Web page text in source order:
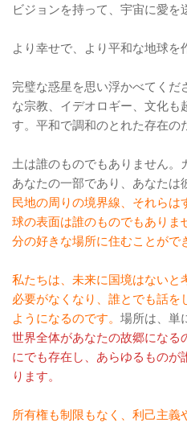
ビジョンを持って、宇宙に愛を
より幸せで、より平和な地球を
完璧な惑星を思い浮かべてくだ
な宗教、イデオロギー、文化も
す。平和で調和のとれた存在の
土は誰のものでもありません。
あなたの一部であり、あなたは
民地の周りの境界線、それらは
球の表面は誰のものでもありま
分の好きな場所に住むことがで
私たちは、未来に国境はないと
必要がなくなり、誰とでも話を
ようになるのです。 場所は、単
世界全体があなたの故郷になる
にでも存在し、あらゆるものが
ります。
所有権も制限もなく、利己主義